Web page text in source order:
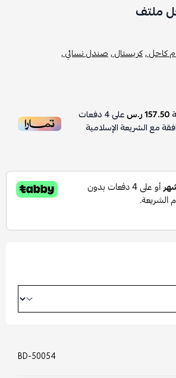
ملتف
كاحل ,كريستال ,صندل نسائي ,
157.50 ر.س على4دفعات
مع الشريعة الإسلامية
BD-50054